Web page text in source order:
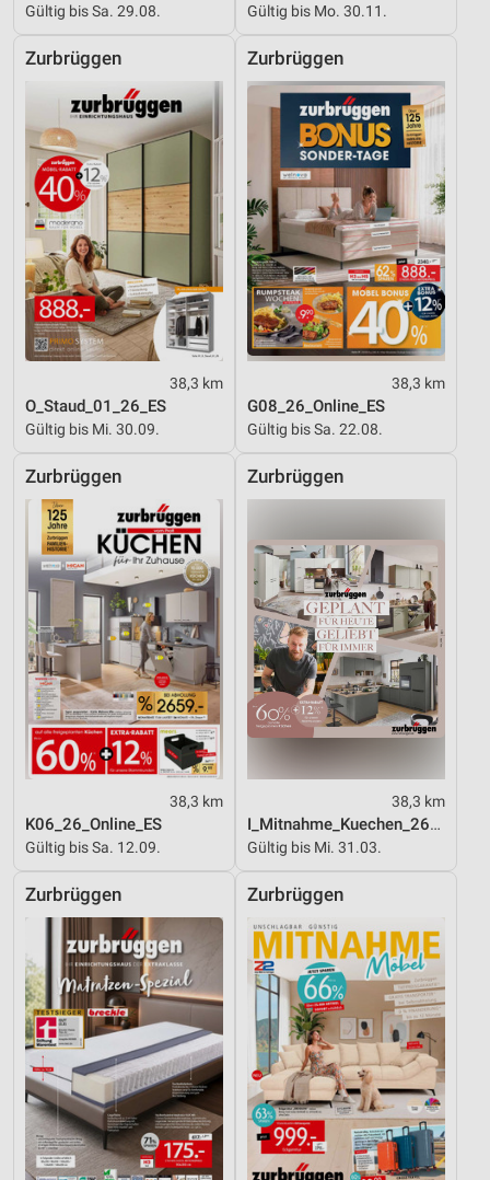
Gültig bis Sa. 29.08. Gültig bis Mo. 30.11.
Zurbrüggen
38,3 km
O_Staud_01_26_ES
Gültig bis Mi. 30.09.
Zurbrüggen
38,3 km
G08_26_Online_ES
Gültig bis Sa. 22.08.
Zurbrüggen
38,3 km
K06_26_Online_ES
Gültig bis Sa. 12.09.
Zurbrüggen
38,3 km
I_Mitnahme_Kuechen_26_ES
Gültig bis Mi. 31.03.
Zurbrüggen Zurbrüggen